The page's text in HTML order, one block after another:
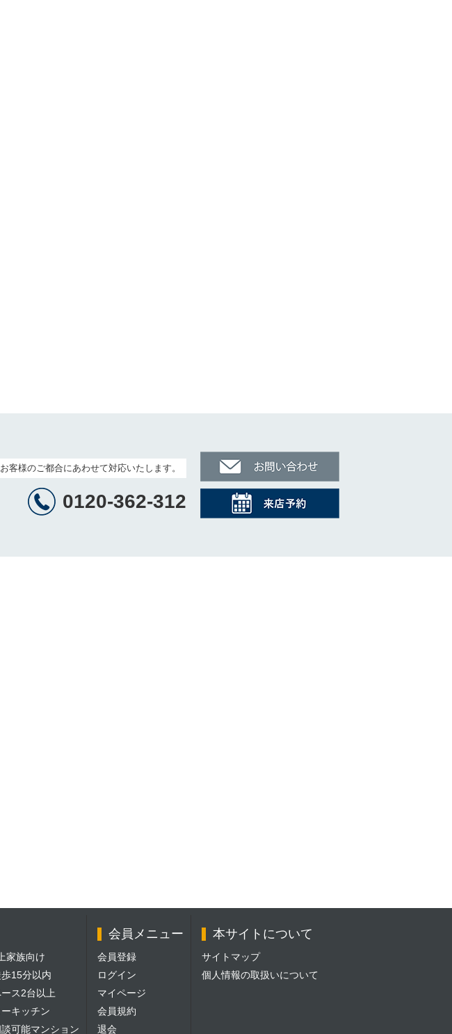
客様のご都合にあわせて対応いたします。
0120-362-312
家族向け
15分以内
ス2台以上
キッチン
可能マンション
会員メニュー
会員登録
ログイン
マイページ
会員規約
退会
本サイトについて
サイトマップ
個人情報の取扱いについて